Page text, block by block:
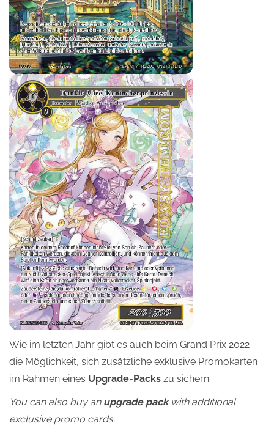
Wie im letzten Jahr gibt es auch beim Grand Prix 2022
die Möglichkeit, sich zusätzliche exklusive Promokarten
im Rahmen eines Upgrade-Packs zu sichern.
You can also buy an upgrade pack with additional
exclusive promo cards.